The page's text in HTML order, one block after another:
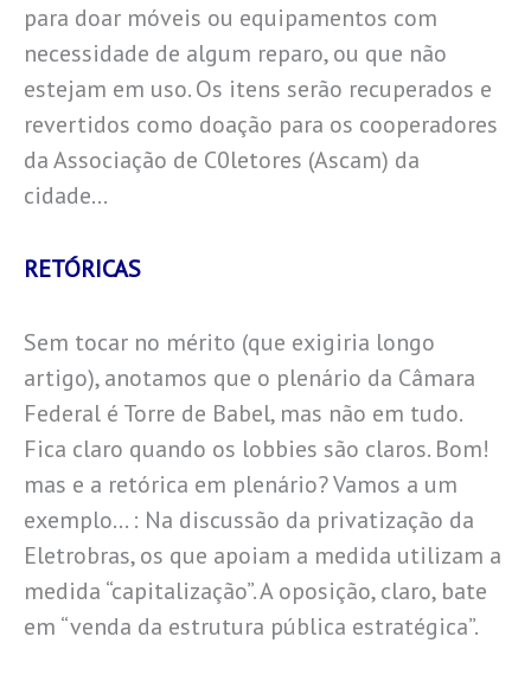
para doar móveis ou equipamentos com
necessidade de algum reparo, ou que não
estejam em uso. Os itens serão recuperados e
revertidos como doação para os cooperadores
da Associação de C0letores (Ascam) da
cidade…
RETÓRICAS
Sem tocar no mérito (que exigiria longo
artigo), anotamos que o plenário da Câmara
Federal é Torre de Babel, mas não em tudo.
Fica claro quando os lobbies são claros. Bom!
mas e a retórica em plenário? Vamos a um
exemplo… : Na discussão da privatização da
Eletrobras, os que apoiam a medida utilizam a
medida “capitalização”. A oposição, claro, bate
em “venda da estrutura pública estratégica”.